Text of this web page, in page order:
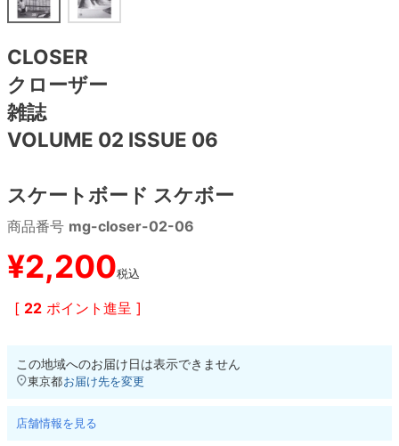
CLOSER
クローザー
雑誌
VOLUME 02 ISSUE 06
スケートボード スケボー
商品番号 mg-closer-02-06
¥2,200税込
[ 22 ポイント進呈 ]
この地域へのお届け日は表示できません
東京都お届け先を変更
店舗情報を見る
8.4inch
8.5inch
8.6inch
8.7inch
8.8inch
8.9inch
9.0inch以上
高性能デッキ
8.5inch
8.6inch
8.7inch
8.8inch
8.9inch
9.0inch以上
64mm
65mm
70mm
72mm
75mm
110mm
スケートケース・バッグ
メディア（雑誌・DVD・CD）
27.5cm
28cm
28.5cm
29cm
29.5cm
30cm
ソックス
アンダーウエア